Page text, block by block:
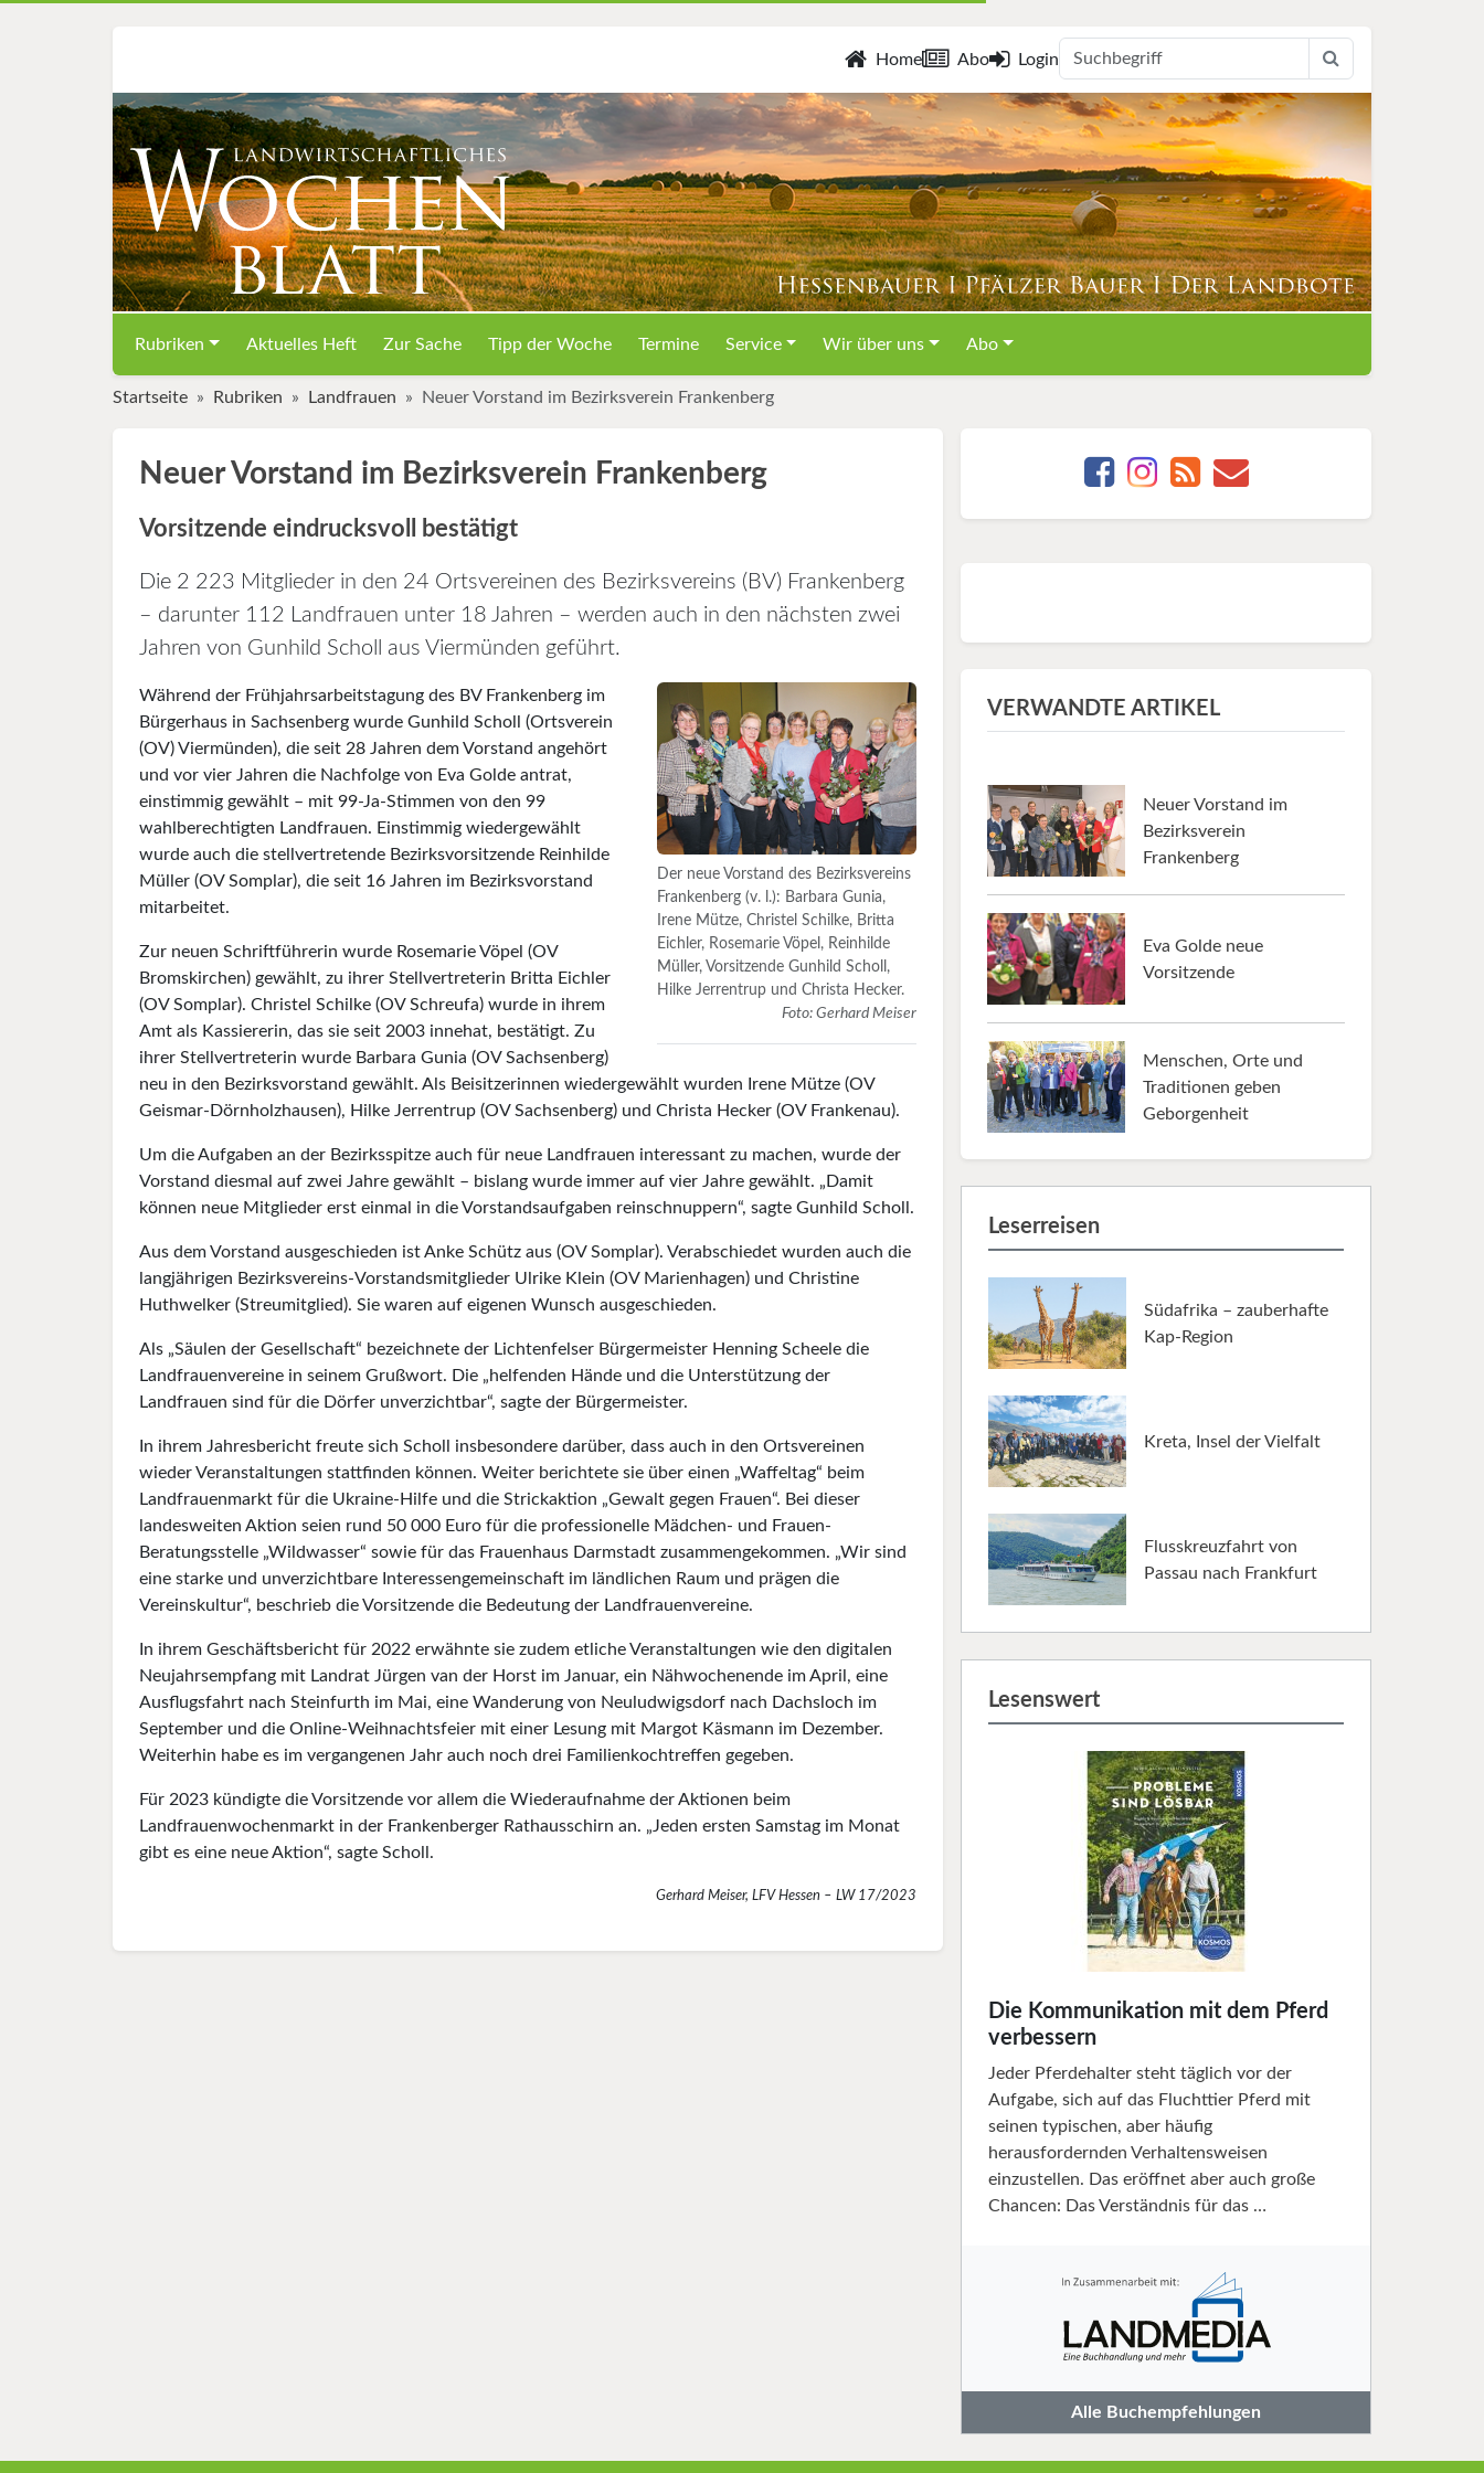
Home Abo Login
Rubriken Aktuelles Heft Zur Sache Tipp der Woche Termine Service Wir über uns Abo
Startseite Rubriken Landfrauen Neuer Vorstand im Bezirksverein Frankenberg
Neuer Vorstand im Bezirksverein Frankenberg
Vorsitzende eindrucksvoll bestätigt
Die 2 223 Mitglieder in den 24 Ortsvereinen des Bezirksvereins (BV) Frankenberg
– darunter 112 Landfrauen unter 18 Jahren – werden auch in den nächsten zwei
Jahren von Gunhild Scholl aus Viermünden geführt.
Der neue Vorstand des Bezirksvereins
Frankenberg (v. l.): Barbara Gunia,
Irene Mütze, Christel Schilke, Britta
Eichler, Rosemarie Vöpel, Reinhilde
Müller, Vorsitzende Gunhild Scholl,
Hilke Jerrentrup und Christa Hecker.
Foto: Gerhard Meiser
Während der Frühjahrsarbeitstagung des BV Frankenberg im
Bürgerhaus in Sachsenberg wurde Gunhild Scholl (Ortsverein
(OV) Viermünden), die seit 28 Jahren dem Vorstand angehört
und vor vier Jahren die Nachfolge von Eva Golde antrat,
einstimmig gewählt – mit 99-Ja-Stimmen von den 99
wahlberechtigten Landfrauen. Einstimmig wiedergewählt
wurde auch die stellvertretende Bezirksvorsitzende Reinhilde
Müller (OV Somplar), die seit 16 Jahren im Bezirksvorstand
mitarbeitet.
Zur neuen Schriftführerin wurde Rosemarie Vöpel (OV
Bromskirchen) gewählt, zu ihrer Stellvertreterin Britta Eichler
(OV Somplar). Christel Schilke (OV Schreufa) wurde in ihrem
Amt als Kassiererin, das sie seit 2003 innehat, bestätigt. Zu
ihrer Stellvertreterin wurde Barbara Gunia (OV Sachsenberg)
neu in den Bezirksvorstand gewählt. Als Beisitzerinnen wiedergewählt wurden Irene Mütze (OV
Geismar-Dörnholzhausen), Hilke Jerrentrup (OV Sachsenberg) und Christa Hecker (OV Frankenau).
Um die Aufgaben an der Bezirksspitze auch für neue Landfrauen interessant zu machen, wurde der
Vorstand diesmal auf zwei Jahre gewählt – bislang wurde immer auf vier Jahre gewählt. „Damit
können neue Mitglieder erst einmal in die Vorstandsaufgaben reinschnuppern“, sagte Gunhild Scholl.
Aus dem Vorstand ausgeschieden ist Anke Schütz aus (OV Somplar). Verabschiedet wurden auch die
langjährigen Bezirksvereins-Vorstandsmitglieder Ulrike Klein (OV Marienhagen) und Christine
Huthwelker (Streumitglied). Sie waren auf eigenen Wunsch ausgeschieden.
Als „Säulen der Gesellschaft“ bezeichnete der Lichtenfelser Bürgermeister Henning Scheele die
Landfrauenvereine in seinem Grußwort. Die „helfenden Hände und die Unterstützung der
Landfrauen sind für die Dörfer unverzichtbar“, sagte der Bürgermeister.
In ihrem Jahresbericht freute sich Scholl insbesondere darüber, dass auch in den Ortsvereinen
wieder Veranstaltungen stattfinden können. Weiter berichtete sie über einen „Waffeltag“ beim
Landfrauenmarkt für die Ukraine-Hilfe und die Strickaktion „Gewalt gegen Frauen“. Bei dieser
landesweiten Aktion seien rund 50 000 Euro für die professionelle Mädchen- und Frauen-
Beratungsstelle „Wildwasser“ sowie für das Frauenhaus Darmstadt zusammengekommen. „Wir sind
eine starke und unverzichtbare Interessengemeinschaft im ländlichen Raum und prägen die
Vereinskultur“, beschrieb die Vorsitzende die Bedeutung der Landfrauenvereine.
In ihrem Geschäftsbericht für 2022 erwähnte sie zudem etliche Veranstaltungen wie den digitalen
Neujahrsempfang mit Landrat Jürgen van der Horst im Januar, ein Nähwochenende im April, eine
Ausflugsfahrt nach Steinfurth im Mai, eine Wanderung von Neuludwigsdorf nach Dachsloch im
September und die Online-Weihnachtsfeier mit einer Lesung mit Margot Käsmann im Dezember.
Weiterhin habe es im vergangenen Jahr auch noch drei Familienkochtreffen gegeben.
Für 2023 kündigte die Vorsitzende vor allem die Wiederaufnahme der Aktionen beim
Landfrauenwochenmarkt in der Frankenberger Rathausschirn an. „Jeden ersten Samstag im Monat
gibt es eine neue Aktion“, sagte Scholl.
Gerhard Meiser, LFV Hessen – LW 17/2023
VERWANDTE ARTIKEL
Neuer Vorstand im
Bezirksverein
Frankenberg
Eva Golde neue
Vorsitzende
Menschen, Orte und
Traditionen geben
Geborgenheit
Leserreisen
Südafrika – zauberhafte
Kap-Region
Kreta, Insel der Vielfalt
Flusskreuzfahrt von
Passau nach Frankfurt
Lesenswert
Die Kommunikation mit dem Pferd
verbessern
Jeder Pferdehalter steht täglich vor der
Aufgabe, sich auf das Fluchttier Pferd mit
seinen typischen, aber häufig
herausfordernden Verhaltensweisen
einzustellen. Das eröffnet aber auch große
Chancen: Das Verständnis für das …
Alle Buchempfehlungen